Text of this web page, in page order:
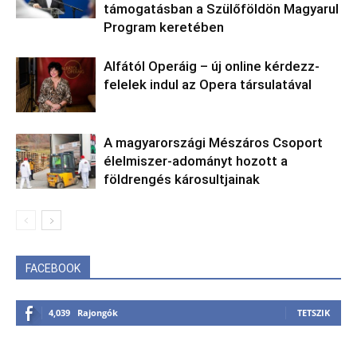
támogatásban a Szülőföldön Magyarul
Program keretében
Alfától Operáig – új online kérdezz-
felelek indul az Opera társulatával
A magyarországi Mészáros Csoport
élelmiszer-adományt hozott a
földrengés károsultjainak
FACEBOOK
4,039 Rajongók TETSZIK